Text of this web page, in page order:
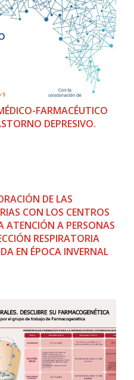
FARMACÉUTICO
DEPRESIVO.
DE LAS
CON LOS CENTROS
ATENCIÓN A PERSONAS
RESPIRATORIA
EN ÉPOCA INVERNAL